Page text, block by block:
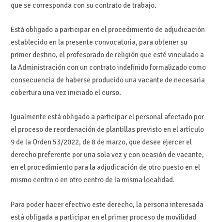
que se corresponda con su contrato de trabajo.
Está obligado a participar en el procedimiento de adjudicación
establecido en la presente convocatoria, para obtener su
primer destino, el profesorado de religión que esté vinculado a
la Administración con un contrato indefinido formalizado como
consecuencia de haberse producido una vacante de necesaria
cobertura una vez iniciado el curso.
Igualmente está obligado a participar el personal afectado por
el proceso de reordenación de plantillas previsto en el artículo
9 de la Orden 53/2022, de 8 de marzo, que desee ejercer el
derecho preferente por una sola vez y con ocasión de vacante,
en el procedimiento para la adjudicación de otro puesto en el
mismo centro o en otro centro de la misma localidad.
Para poder hacer efectivo este derecho, la persona interesada
está obligada a participar en el primer proceso de movilidad